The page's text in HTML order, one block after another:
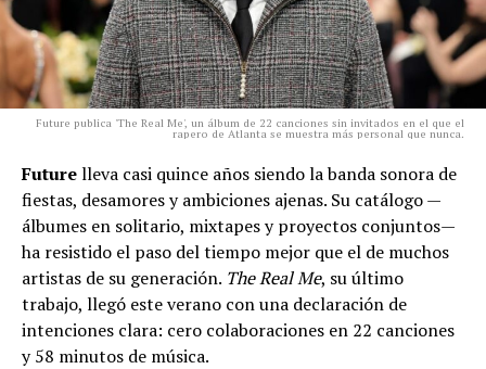
Future publica 'The Real Me', un álbum de 22 canciones sin invitados en el que el
rapero de Atlanta se muestra más personal que nunca.
Futurelleva casi quince años siendo la banda sonora de
fiestas, desamores y ambiciones ajenas. Su catálogo —
álbumes en solitario, mixtapes y proyectos conjuntos—
ha resistido el paso del tiempo mejor que el de muchos
artistas de su generación. The Real Me, su último
trabajo, llegó este verano con una declaración de
intenciones clara: cero colaboraciones en 22 canciones
y 58 minutos de música.